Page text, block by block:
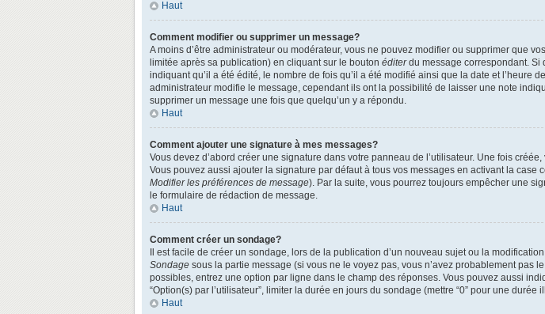
Haut
Comment modifier ou supprimer un message?
A moins d’être administrateur ou modérateur, vous ne pouvez modifier ou supprimer que
limitée après sa publication) en cliquant sur le bouton éditerdu message correspondant. Si
indiquant qu’il a été édité, le nombre de fois qu’il a été modifié ainsi que la date et l’heure
administrateur modifie le message, cependant ils ont la possibilité de laisser une note
supprimer un message une fois que quelqu’un y a répondu.
Haut
Comment ajouter une signature à mes messages?
Vous devez d’abord créer une signature dans votre panneau de l’utilisateur. Une fois
Vous pouvez aussi ajouter la signature par défaut à tous vos messages en activant la
Modifier les préférences de message). Par la suite, vous pourrez toujours empêcher une
le formulaire de rédaction de message.
Haut
Comment créer un sondage?
Il est facile de créer un sondage, lors de la publication d’un nouveau sujet ou la
Sondage sous la partie message (si vous ne le voyez pas, vous n’avez probablement
possibles, entrez une option par ligne dans le champ des réponses. Vous pouvez aussi
“Option(s) par l’utilisateur”, limiter la durée en jours du sondage (mettre “0” pour une
Haut